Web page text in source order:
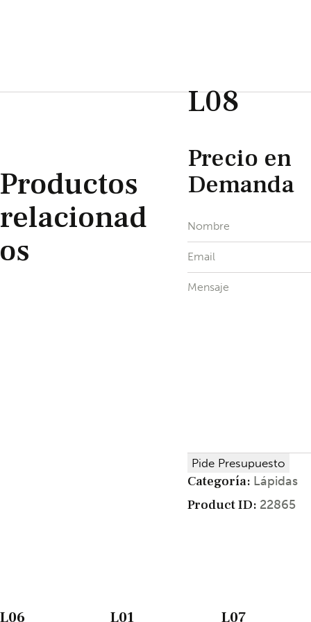
L08
Precio en
Demanda
Pide Presupuesto
Categoría: Lápidas
Product ID: 22865
Productos
relacionad
os
L06 L01 L07